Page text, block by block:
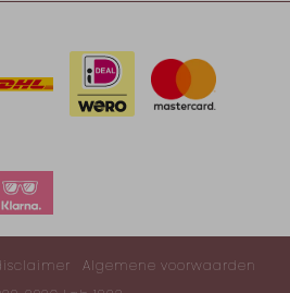
Algemene voorwaarden